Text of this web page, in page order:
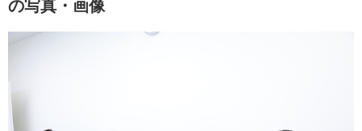
の写真・画像